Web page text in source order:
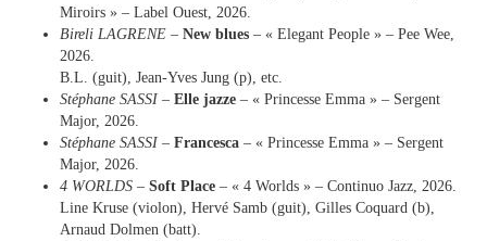
Miroirs » – Label Ouest, 2026.
Bireli LAGRENE – New blues – « Elegant People » – Pee Wee,
2026.
B.L. (guit), Jean-Yves Jung (p), etc.
Stéphane SASSI – Elle jazze – « Princesse Emma » – Sergent
Major, 2026.
Stéphane SASSI – Francesca – « Princesse Emma » – Sergent
Major, 2026.
4 WORLDS – Soft Place – « 4 Worlds » – Continuo Jazz, 2026.
Line Kruse (violon), Hervé Samb (guit), Gilles Coquard (b),
Arnaud Dolmen (batt).